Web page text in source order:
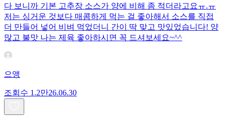
다 보니까 기본 고추장 소스가 양에 비해 좀 적더라고요ㅠ.ㅠ
저는 싱거운 것보다 매콤하게 먹는 걸 좋아해서 소스를 직접
더 만들어 넣어 비벼 먹었더니 간이 딱 맞고 맛있었습니다! 양
많고 불맛 나는 제육 좋아하시면 꼭 드셔보세요~^^
으앵
조회수 1.2만26.06.30